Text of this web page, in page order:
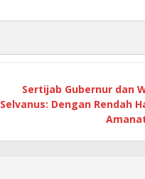
Sertijab Gubernur dan
Selvanus: Dengan Rendah